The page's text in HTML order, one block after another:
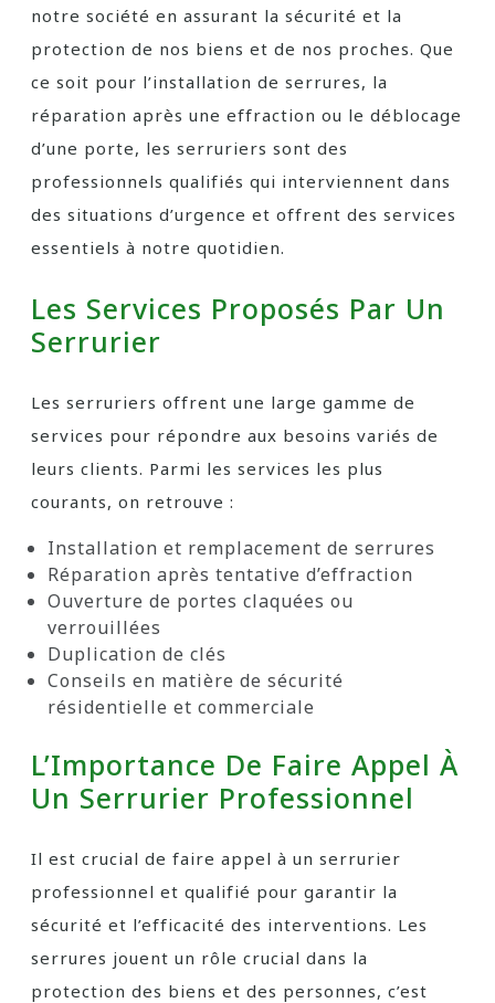
notre société en assurant la sécurité et la
protection de nos biens et de nos proches. Que
ce soit pour l’installation de serrures, la
réparation après une effraction ou le déblocage
d’une porte, les serruriers sont des
professionnels qualifiés qui interviennent dans
des situations d’urgence et offrent des services
essentiels à notre quotidien.
Les Services Proposés Par Un
Serrurier
Les serruriers offrent une large gamme de
services pour répondre aux besoins variés de
leurs clients. Parmi les services les plus
courants, on retrouve :
Installation et remplacement de serrures
Réparation après tentative d’effraction
Ouverture de portes claquées ou
verrouillées
Duplication de clés
Conseils en matière de sécurité
résidentielle et commerciale
L’Importance De Faire Appel À
Un Serrurier Professionnel
Il est crucial de faire appel à un serrurier
professionnel et qualifié pour garantir la
sécurité et l’efficacité des interventions. Les
serrures jouent un rôle crucial dans la
protection des biens et des personnes, c’est